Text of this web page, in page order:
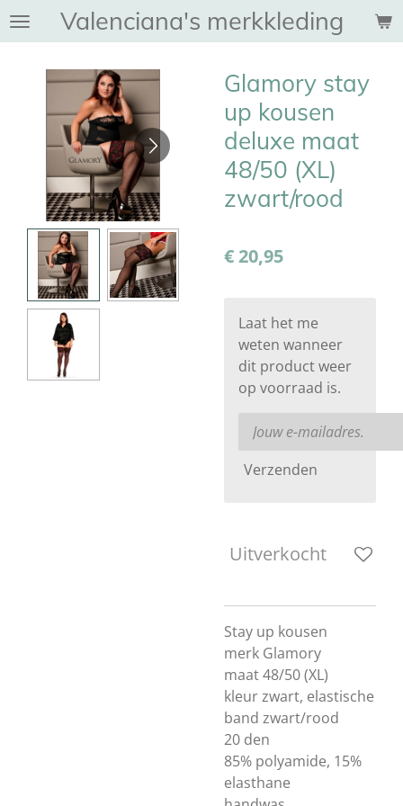
Ga
direct
hoofdinhoud
Valenciana's merkkleding
Glamory stay
up kousen
deluxe maat
48/50 (XL)
zwart/rood
€ 20,95
Laat het me
weten wanneer
dit product weer
op voorraad is.
Verzenden
Uitverkocht
Stay up kousen
merk Glamory
maat 48/50 (XL)
kleur zwart, elastische
band zwart/rood
20 den
85% polyamide, 15%
elasthane